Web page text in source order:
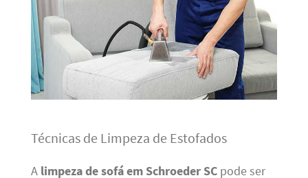
Técnicas de Limpeza de Estofados
A limpeza de sofá em Schroeder SCpode ser